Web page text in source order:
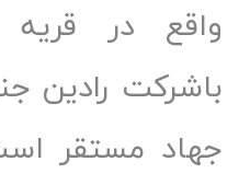
در قریه
رادین
مستقر است